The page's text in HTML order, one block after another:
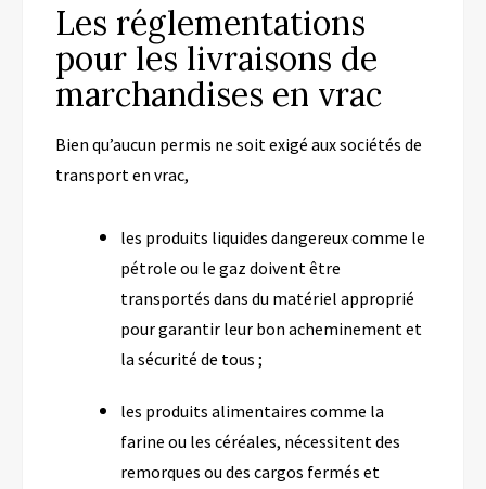
Les réglementations
pour les livraisons de
marchandises en vrac
Bien qu’aucun permis ne soit exigé aux sociétés de
transport en vrac,
les produits liquides dangereux comme le
pétrole ou le gaz doivent être
transportés dans du matériel approprié
pour garantir leur bon acheminement et
la sécurité de tous ;
les produits alimentaires comme la
farine ou les céréales, nécessitent des
remorques ou des cargos fermés et